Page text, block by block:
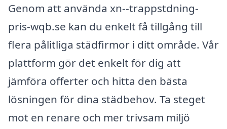
Genom att använda xn--trappstdning-
pris-wqb.se kan du enkelt få tillgång till
flera pålitliga städfirmor i ditt område. Vår
plattform gör det enkelt för dig att
jämföra offerter och hitta den bästa
lösningen för dina städbehov. Ta steget
mot en renare och mer trivsam miljö